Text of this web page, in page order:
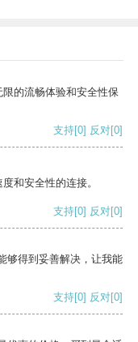
的流畅体验和安全性保
支持[0] 反对[0]
和安全性的连接。
支持[0] 反对[0]
够得到妥善解决，让我能
支持[0] 反对[0]